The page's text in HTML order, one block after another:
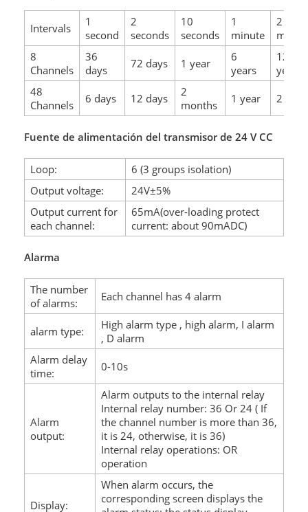
Intervals
1
second
2
seconds
10
seconds
1
minute
2
8
Channels
36
days
72 days 1 year
6
years
12
years
48
Channels
6 days 12 days
2
months
1 year 2
Fuente de alimentación del transmisor de 24 V CC
Loop:
6 (3 groups isolation)
Output voltage:
24V±5%
Output current for
each channel:
65mA(over-loading protect
current: about 90mADC)
Alarma
The number
of alarms:
Each channel has 4 alarm
alarm type:
High alarm type , high alarm, I alarm
, D alarm
Alarm delay
time:
0-10s
Alarm
output:
Alarm outputs to the internal relay
Internal relay number: 36 Or 24 ( If
the channel number is more than 36,
it is 24, otherwise, it is 36)
Internal relay operations: OR
operation
Display:
When alarm occurs, the
corresponding screen displays the